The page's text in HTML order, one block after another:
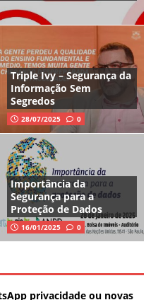
Triple Ivy – Segurança da
Informação Sem
Segredos
28/07/2025 0
Importância da
Segurança para a
Proteção de Dados
16/01/2025 0
privacidade ou novas